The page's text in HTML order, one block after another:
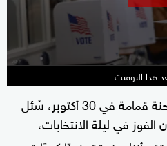
هذا التوقيت
30 أكتوبر، سُئل
الفوز في ليلة الانتخابات،